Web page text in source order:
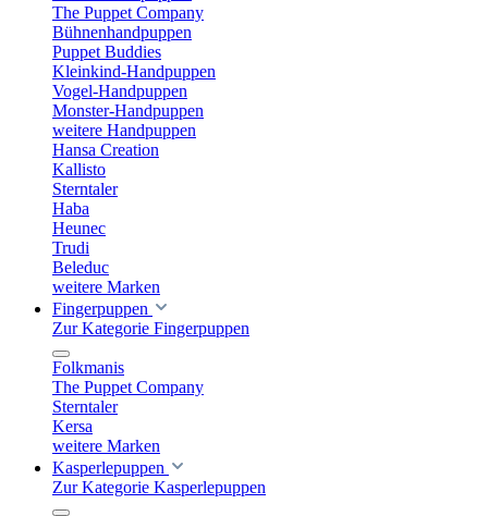
The Puppet Company
Bühnenhandpuppen
Puppet Buddies
Kleinkind-Handpuppen
Vogel-Handpuppen
Monster-Handpuppen
weitere Handpuppen
Hansa Creation
Kallisto
Sterntaler
Haba
Heunec
Trudi
Beleduc
weitere Marken
Fingerpuppen
Zur Kategorie Fingerpuppen
Folkmanis
The Puppet Company
Sterntaler
Kersa
weitere Marken
Kasperlepuppen
Zur Kategorie Kasperlepuppen